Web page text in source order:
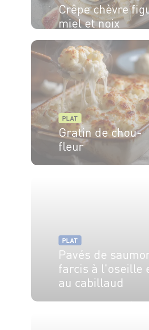
Crêpe chèvre
miel et noix
PLAT
Gratin de chou-
fleur
PLAT
Pavés de
farcis à l'oseille
au cabillaud